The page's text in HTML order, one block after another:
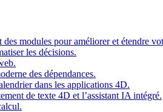
modules pour améliorer et étendre
les décisions.
des dépendances.
dans les applications 4D.
de texte 4D et l’assistant IA intégré.